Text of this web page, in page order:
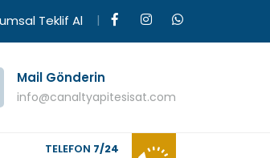
Teklif Al |
Mail Gönderin
info@canaltyapitesisat.com
TELEFON 7/24